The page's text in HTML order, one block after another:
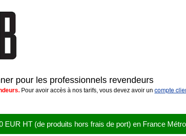
pour les professionnels revendeurs
Pour avoir accès à nos tarifs, vous devez avoir un compte
EUR HT (de produits hors frais de port) en France